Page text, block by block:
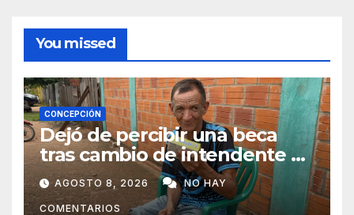
You missed
CONCEPCIÓN
Dejó de percibir una beca
tras cambio de intendente y
ahora vende caramelos para
subsistir
AGOSTO 8, 2026 NO HAY
COMENTARIOS